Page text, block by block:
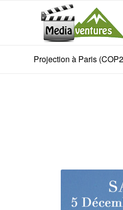
Projection à Paris